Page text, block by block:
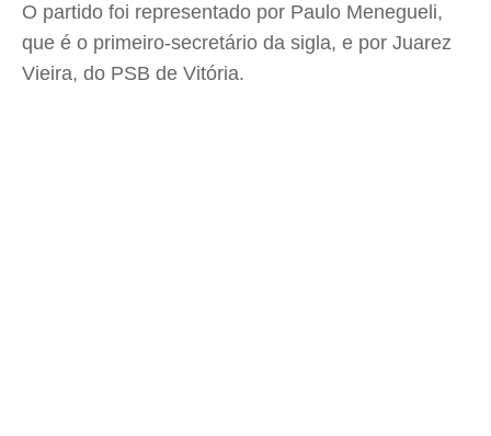
O partido foi representado por Paulo Menegueli,
que é o primeiro-secretário da sigla, e por Juarez
Vieira, do PSB de Vitória.